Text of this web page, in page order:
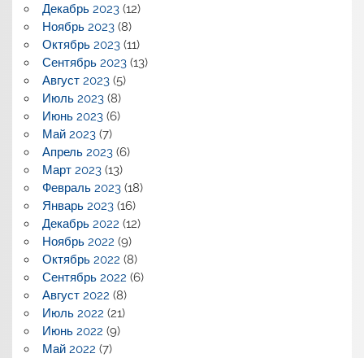
Декабрь 2023(12)
Ноябрь 2023(8)
Октябрь 2023(11)
Сентябрь 2023(13)
Август 2023(5)
Июль 2023(8)
Июнь 2023(6)
Май 2023(7)
Апрель 2023(6)
Март 2023(13)
Февраль 2023(18)
Январь 2023(16)
Декабрь 2022 (12)
Ноябрь 2022 (9)
Октябрь 2022 (8)
Сентябрь 2022 (6)
Август 2022 (8)
Июль 2022 (21)
Июнь 2022 (9)
Май 2022 (7)